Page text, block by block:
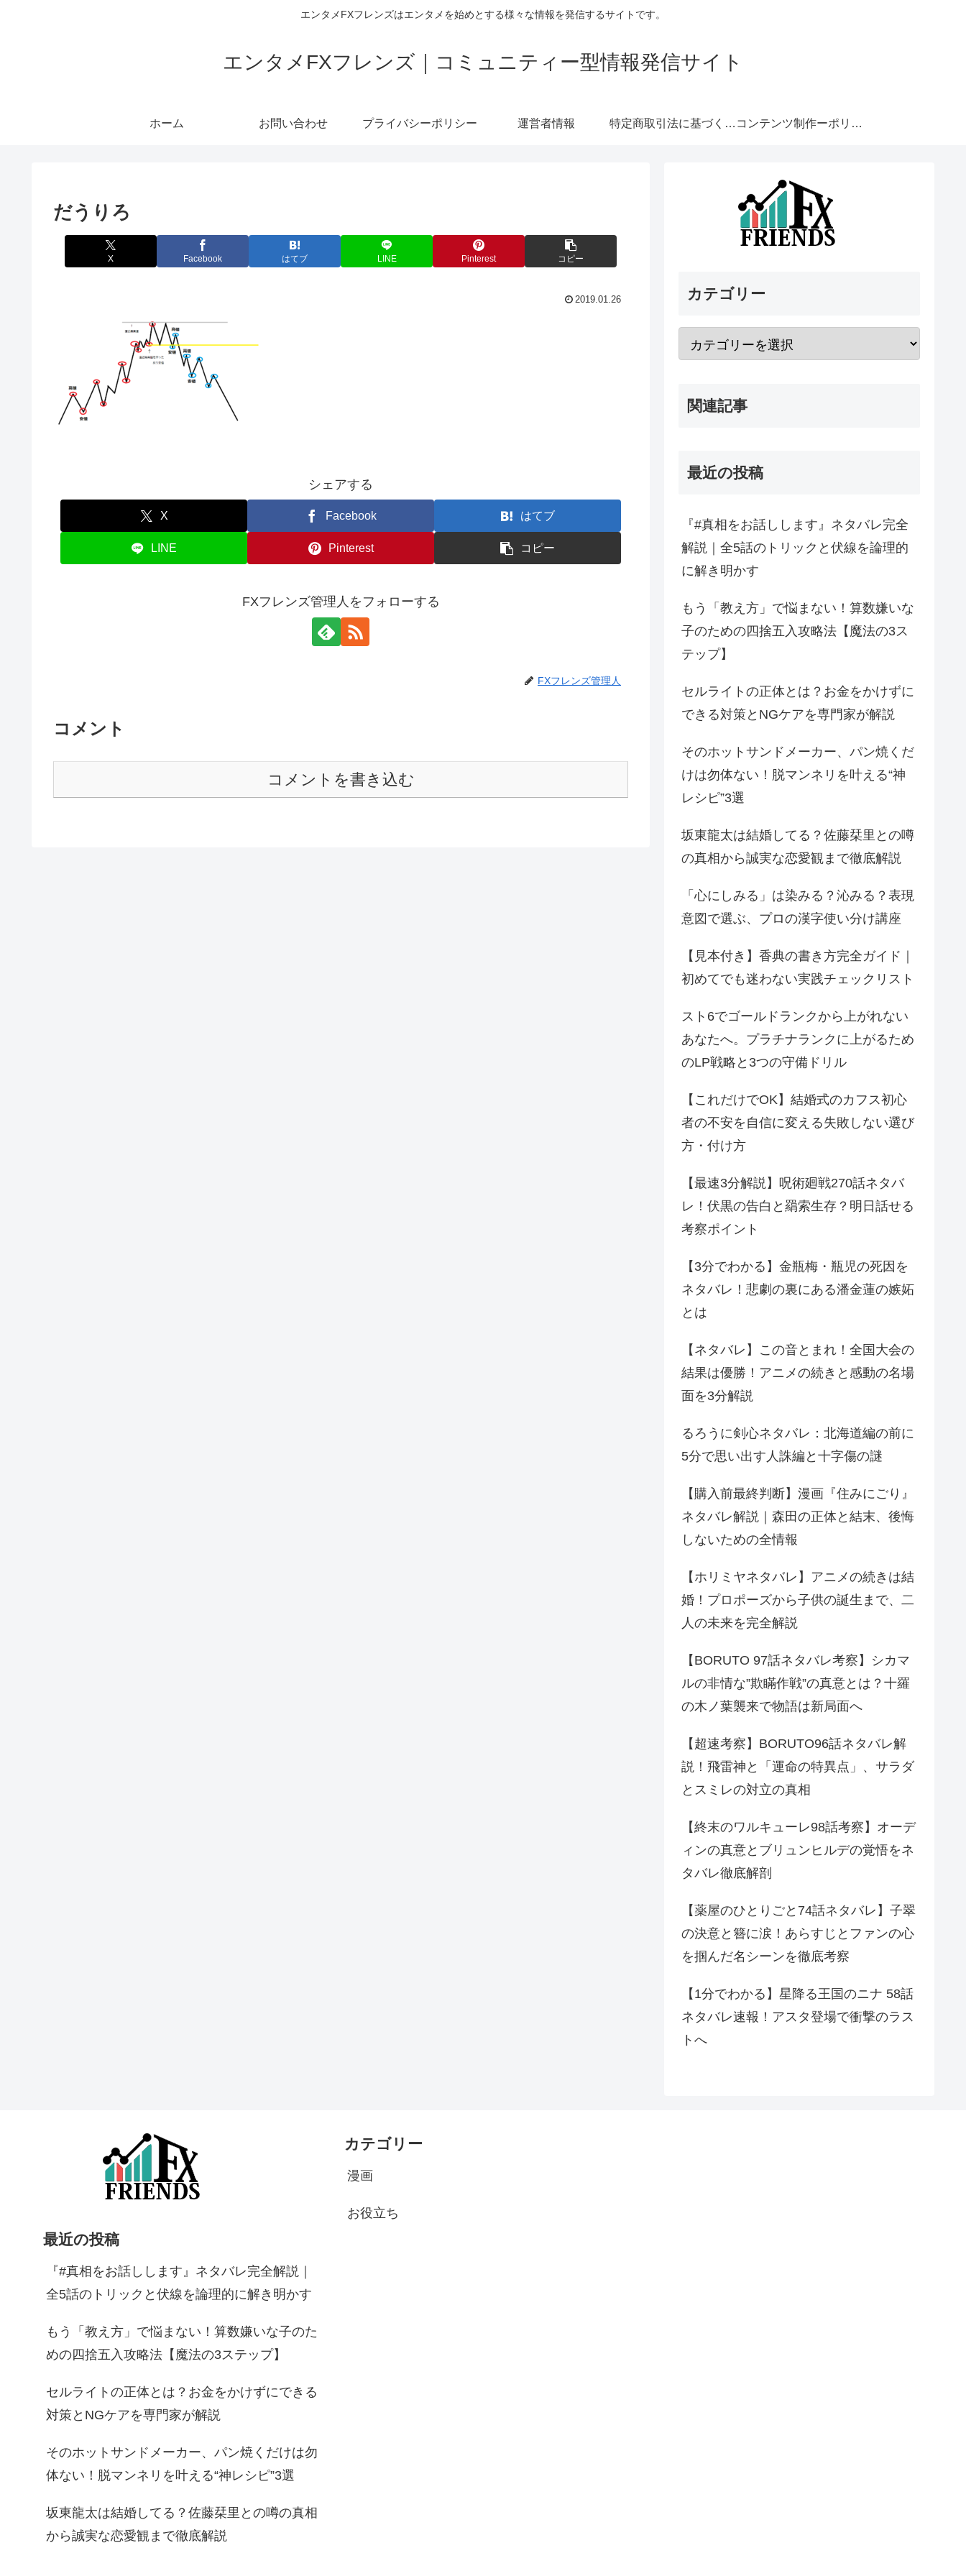
エンタメFXフレンズはエンタメを始めとする様々な情報を発信するサイトです。
エンタメFXフレンズ｜コミュニティー型情報発信サイト
ホーム お問い合わせ プライバシーポリシー 運営者情報 特定商取引法に基づく表記 コンテンツ制作ーポリシー
だうりろ
X Facebook はてブ LINE Pinterest コピー
2019.01.26
シェアする
X Facebook はてブ
LINE Pinterest コピー
FXフレンズ管理人をフォローする
FXフレンズ管理人
コメント
コメントを書き込む
カテゴリー
関連記事
最近の投稿
『#真相をお話しします』ネタバレ完全
解説｜全5話のトリックと伏線を論理的
に解き明かす
もう「教え方」で悩まない！算数嫌いな
子のための四捨五入攻略法【魔法の3ス
テップ】
セルライトの正体とは？お金をかけずに
できる対策とNGケアを専門家が解説
そのホットサンドメーカー、パン焼くだ
けは勿体ない！脱マンネリを叶える“神
レシピ”3選
坂東龍太は結婚してる？佐藤栞里との噂
の真相から誠実な恋愛観まで徹底解説
「心にしみる」は染みる？沁みる？表現
意図で選ぶ、プロの漢字使い分け講座
【見本付き】香典の書き方完全ガイド｜
初めてでも迷わない実践チェックリスト
スト6でゴールドランクから上がれない
あなたへ。プラチナランクに上がるため
のLP戦略と3つの守備ドリル
【これだけでOK】結婚式のカフス初心
者の不安を自信に変える失敗しない選び
方・付け方
【最速3分解説】呪術廻戦270話ネタバ
レ！伏黒の告白と羂索生存？明日話せる
考察ポイント
【3分でわかる】金瓶梅・瓶児の死因を
ネタバレ！悲劇の裏にある潘金蓮の嫉妬
とは
【ネタバレ】この音とまれ！全国大会の
結果は優勝！アニメの続きと感動の名場
面を3分解説
るろうに剣心ネタバレ：北海道編の前に
5分で思い出す人誅編と十字傷の謎
【購入前最終判断】漫画『住みにごり』
ネタバレ解説｜森田の正体と結末、後悔
しないための全情報
【ホリミヤネタバレ】アニメの続きは結
婚！プロポーズから子供の誕生まで、二
人の未来を完全解説
【BORUTO 97話ネタバレ考察】シカマ
ルの非情な”欺瞞作戦”の真意とは？十羅
の木ノ葉襲来で物語は新局面へ
【超速考察】BORUTO96話ネタバレ解
説！飛雷神と「運命の特異点」、サラダ
とスミレの対立の真相
【終末のワルキューレ98話考察】オーデ
ィンの真意とブリュンヒルデの覚悟をネ
タバレ徹底解剖
【薬屋のひとりごと74話ネタバレ】子翠
の決意と簪に涙！あらすじとファンの心
を掴んだ名シーンを徹底考察
【1分でわかる】星降る王国のニナ 58話
ネタバレ速報！アスタ登場で衝撃のラス
トへ
最近の投稿
『#真相をお話しします』ネタバレ完全解説｜
全5話のトリックと伏線を論理的に解き明かす
もう「教え方」で悩まない！算数嫌いな子のた
めの四捨五入攻略法【魔法の3ステップ】
セルライトの正体とは？お金をかけずにできる
対策とNGケアを専門家が解説
そのホットサンドメーカー、パン焼くだけは勿
体ない！脱マンネリを叶える“神レシピ”3選
坂東龍太は結婚してる？佐藤栞里との噂の真相
から誠実な恋愛観まで徹底解説
カテゴリー
漫画
お役立ち